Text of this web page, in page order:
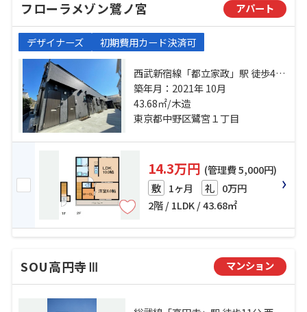
フローラメゾン鷺ノ宮 アパート
デザイナーズ 初期費用カード決済可
西武新宿線「都立家政」駅 徒歩4分
西武池袋線「練馬」駅 徒歩27分 総
武線「高円寺」駅 徒歩28分
築年月：2021年 10月
43.68㎡/木造
東京都中野区鷺宮１丁目
14.3万円 (管理費 5,000円)
敷 1ヶ月 礼 0万円
2階 / 1LDK / 43.68㎡
SOU高円寺Ⅲ マンション